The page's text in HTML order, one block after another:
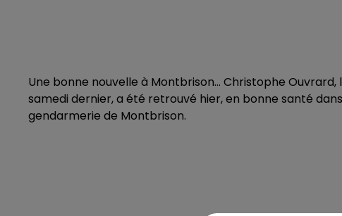
Une bonne nouvelle à Montbrison… Christophe
samedi dernier, a été retrouvé hier, en bonne santé
gendarmerie de Montbrison.